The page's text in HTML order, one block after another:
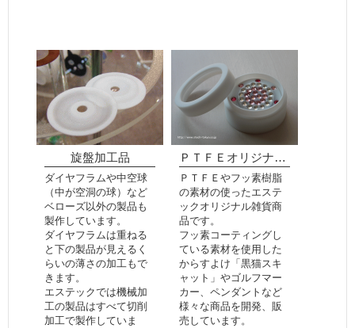
旋盤加工品
ダイヤフラムや中空球
（中が空洞の球）など
ベローズ以外の製品も
製作しています。
ダイヤフラムは重ねる
と下の製品が見えるく
らいの薄さの加工もで
きます。
エステックでは機械加
工の製品はすべて切削
加工で製作していま
ＰＴＦＥオリジナル雑貨
ＰＴＦＥやフッ素樹脂
の素材の使ったエステ
ックオリジナル雑貨商
品です。
フッ素コーティングし
ている素材を使用した
からすよけ「黒猫スキ
ャット」やゴルフマー
カー、ペンダントなど
様々な商品を開発、販
売しています。